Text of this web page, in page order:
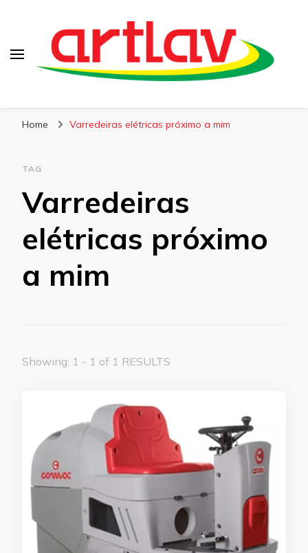
Home Varredeiras elétricas próximo a mim
TAG
Varredeiras
elétricas próximo
a mim
Showing: 1 - 1 of 1 RESULTS